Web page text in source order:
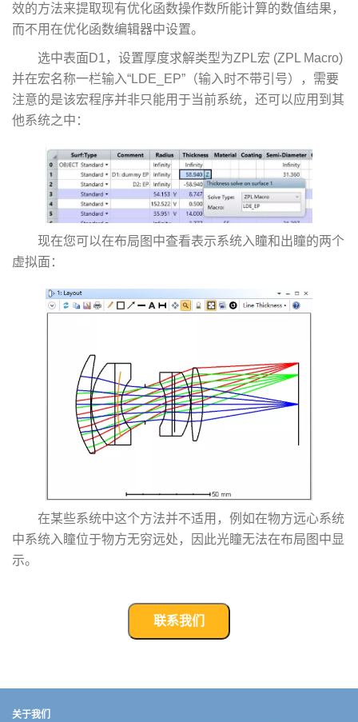
效的方法来提取现有优化函数操作数所能计算的数值结果，
而不用在优化函数编辑器中设置。
选中表面D1，设置厚度求解类型为ZPL宏 (ZPL Macro)
并在宏名称一栏输入“LDE_EP”（输入时不带引号），需要
注意的是该宏程序并非只能用于当前系统，还可以应用到其
他系统之中：
现在您可以在布局图中查看表示系统入瞳和出瞳的两个
虚拟面：
在某些系统中这个方法并不适用，例如在物方远心系统
中系统入瞳位于物方无穷远处，因此光瞳无法在布局图中显
示。
联系我们
关于我们